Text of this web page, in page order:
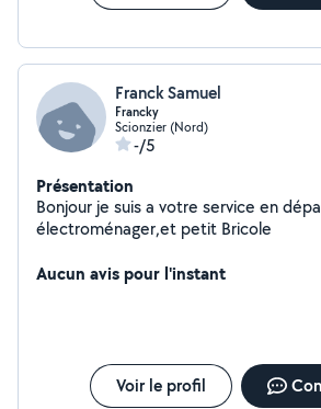
Franck Samuel
Francky
Scionzier (Nord)
-/5
Présentation
Bonjour je suis a votre service en
électroménager,et petit Bricole
Aucun avis pour l'instant
Voir le profil